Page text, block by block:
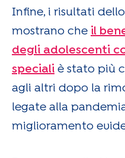
Infine, i risultati dello
mostrano che il
degli adolescenti
speciali è stato più
agli altri dopo la
legate alla
miglioramento